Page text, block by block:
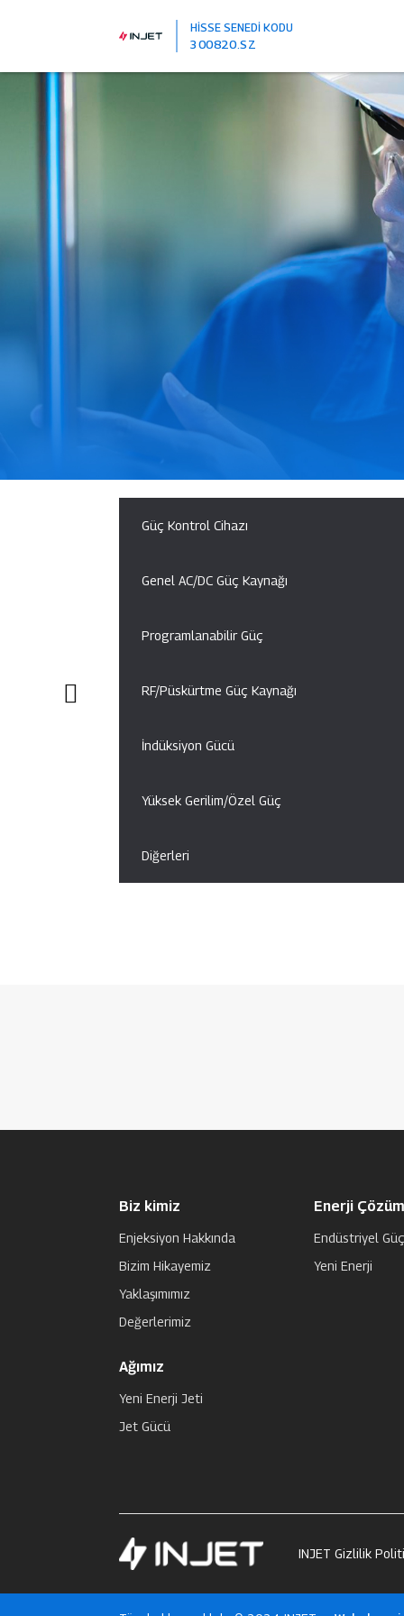
HİSSE SENEDİ KODU
300820.SZ
Güç Kontrol Cihazı
Genel AC/DC Güç Kaynağı
Programlanabilir Güç
RF/Püskürtme Güç Kaynağı
İndüksiyon Gücü
Yüksek Gerilim/Özel Güç
Diğerleri
Biz kimiz
Enjeksiyon Hakkında
Bizim Hikayemiz
Yaklaşımımız
Değerlerimiz
Enerji
Endüstriyel
Yeni Enerji
Ağımız
Yeni Enerji Jeti
Jet Gücü
INJET Gizlilik